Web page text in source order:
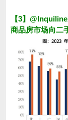
【3】
商品房市场向二